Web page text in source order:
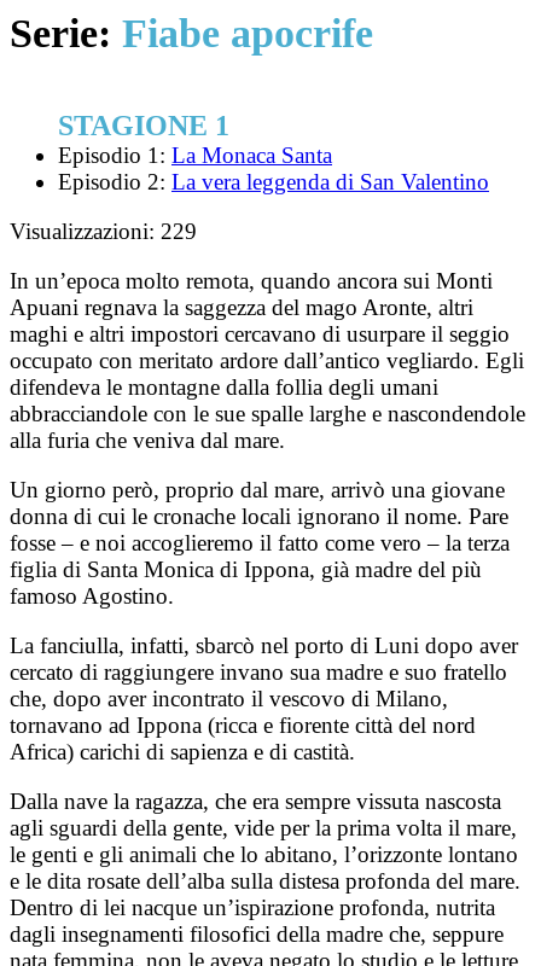
Serie: Fiabe apocrife
STAGIONE 1
Episodio 1: La Monaca Santa
Episodio 2: La vera leggenda di San Valentino
Visualizzazioni: 229
In un’epoca molto remota, quando ancora sui Monti
Apuani regnava la saggezza del mago Aronte, altri
maghi e altri impostori cercavano di usurpare il seggio
occupato con meritato ardore dall’antico vegliardo. Egli
difendeva le montagne dalla follia degli umani
abbracciandole con le sue spalle larghe e nascondendole
alla furia che veniva dal mare.
Un giorno però, proprio dal mare, arrivò una giovane
donna di cui le cronache locali ignorano il nome. Pare
fosse – e noi accoglieremo il fatto come vero – la terza
figlia di Santa Monica di Ippona, già madre del più
famoso Agostino.
La fanciulla, infatti, sbarcò nel porto di Luni dopo aver
cercato di raggiungere invano sua madre e suo fratello
che, dopo aver incontrato il vescovo di Milano,
tornavano ad Ippona (ricca e fiorente città del nord
Africa) carichi di sapienza e di castità.
Dalla nave la ragazza, che era sempre vissuta nascosta
agli sguardi della gente, vide per la prima volta il mare,
le genti e gli animali che lo abitano, l’orizzonte lontano
e le dita rosate dell’alba sulla distesa profonda del mare.
Dentro di lei nacque un’ispirazione profonda, nutrita
dagli insegnamenti filosofici della madre che, seppure
nata femmina, non le aveva negato lo studio e le letture